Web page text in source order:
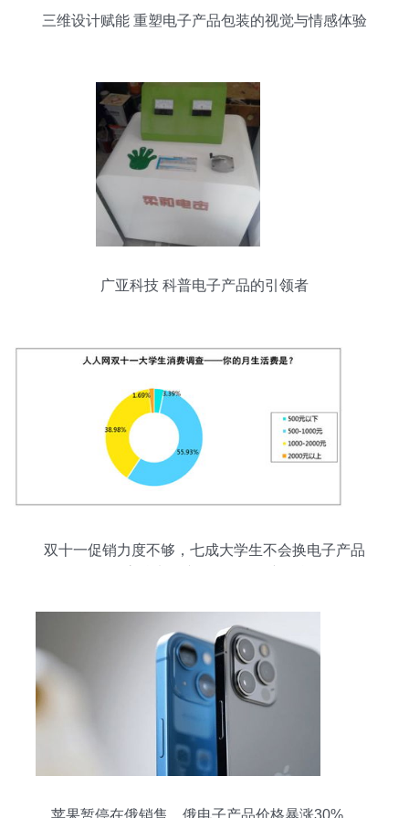
三维设计赋能 重塑电子产品包装的视觉与情感体验
广亚科技 科普电子产品的引领者
双十一促销力度不够，七成大学生不会换电子产品
苹果暂停在俄销售，俄电子产品价格暴涨30%，